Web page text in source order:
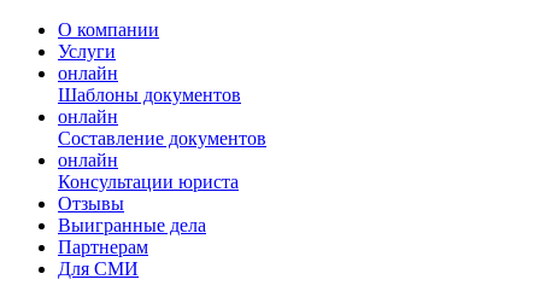
О компании
Услуги
онлайн
Шаблоны документов
онлайн
Составление документов
онлайн
Консультации юриста
Отзывы
Выигранные дела
Партнерам
Для СМИ